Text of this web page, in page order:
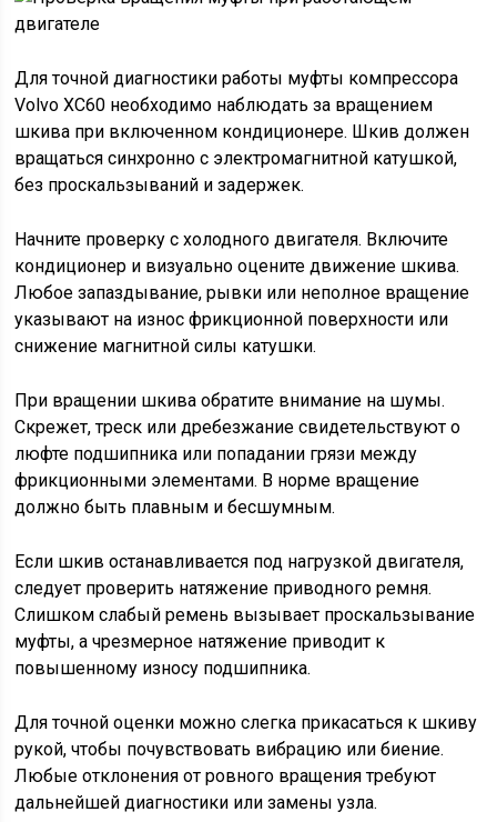
Для точной диагностики работы муфты компрессора
Volvo XC60 необходимо наблюдать за вращением
шкива при включенном кондиционере. Шкив должен
вращаться синхронно с электромагнитной катушкой,
без проскальзываний и задержек.
Начните проверку с холодного двигателя. Включите
кондиционер и визуально оцените движение шкива.
Любое запаздывание, рывки или неполное вращение
указывают на износ фрикционной поверхности или
снижение магнитной силы катушки.
При вращении шкива обратите внимание на шумы.
Скрежет, треск или дребезжание свидетельствуют о
люфте подшипника или попадании грязи между
фрикционными элементами. В норме вращение
должно быть плавным и бесшумным.
Если шкив останавливается под нагрузкой двигателя,
следует проверить натяжение приводного ремня.
Слишком слабый ремень вызывает проскальзывание
муфты, а чрезмерное натяжение приводит к
повышенному износу подшипника.
Для точной оценки можно слегка прикасаться к шкиву
рукой, чтобы почувствовать вибрацию или биение.
Любые отклонения от ровного вращения требуют
дальнейшей диагностики или замены узла.